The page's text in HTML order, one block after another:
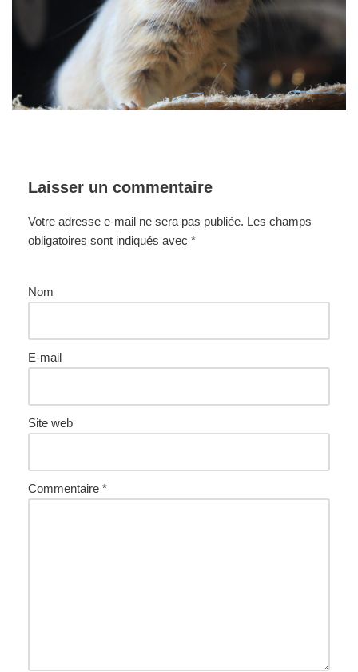
Laisser un commentaire
Votre adresse e-mail ne sera pas publiée. Les champs
obligatoires sont indiqués avec *
Nom
E-mail
Site web
Commentaire *